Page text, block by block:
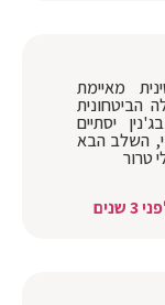
מאיימת
הביטחונית
יסתיים
השלב הבא
טרור
3 שנים